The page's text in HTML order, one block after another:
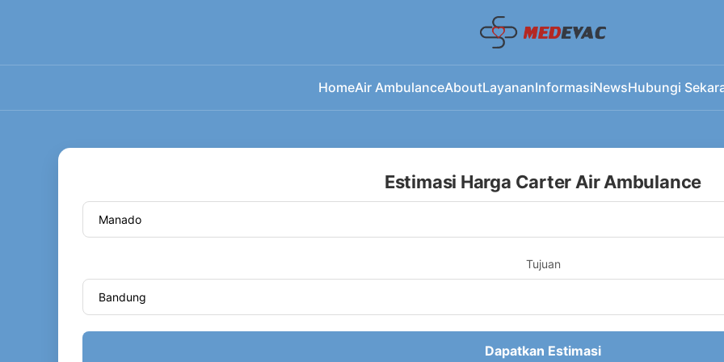
HomeAir AmbulanceAboutLayananInformasiNewsHubungi
Estimasi Harga Carter Air Ambulance
Tujuan
Dapatkan Estimasi